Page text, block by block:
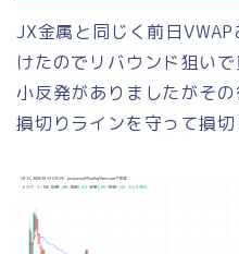
JX金属と同じく前日
けたのでリバウンド狙いで
小反発がありましたがその
損切りラインを守って損切